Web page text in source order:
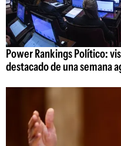
Power Rankings Político:
destacado de una semana